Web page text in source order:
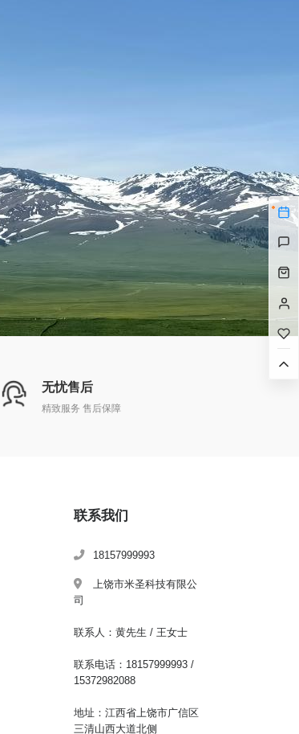
无忧售后
精致服务 售后保障
联系我们
18157999993
上饶市米圣科技有限公
司
联系人：黄先生 / 王女士
联系电话：18157999993 /
15372982088
地址：江西省上饶市广信区
三清山西大道北侧